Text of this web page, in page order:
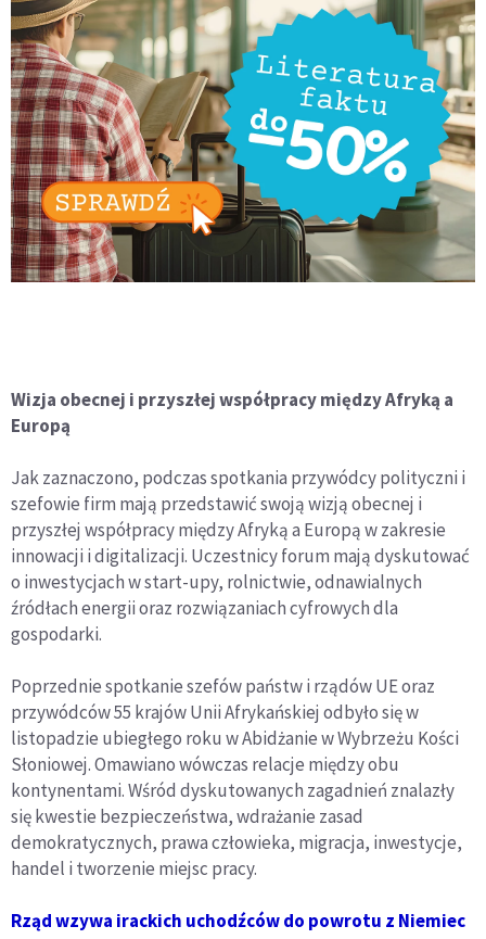
Wizja obecnej i przyszłej współpracy między Afryką a
Europą
Jak zaznaczono, podczas spotkania przywódcy polityczni i
szefowie firm mają przedstawić swoją wizją obecnej i
przyszłej współpracy między Afryką a Europą w zakresie
innowacji i digitalizacji. Uczestnicy forum mają dyskutować
o inwestycjach w start-upy, rolnictwie, odnawialnych
źródłach energii oraz rozwiązaniach cyfrowych dla
gospodarki.
Poprzednie spotkanie szefów państw i rządów UE oraz
przywódców 55 krajów Unii Afrykańskiej odbyło się w
listopadzie ubiegłego roku w Abidżanie w Wybrzeżu Kości
Słoniowej. Omawiano wówczas relacje między obu
kontynentami. Wśród dyskutowanych zagadnień znalazły
się kwestie bezpieczeństwa, wdrażanie zasad
demokratycznych, prawa człowieka, migracja, inwestycje,
handel i tworzenie miejsc pracy.
Rząd wzywa irackich uchodźców do powrotu z Niemiec